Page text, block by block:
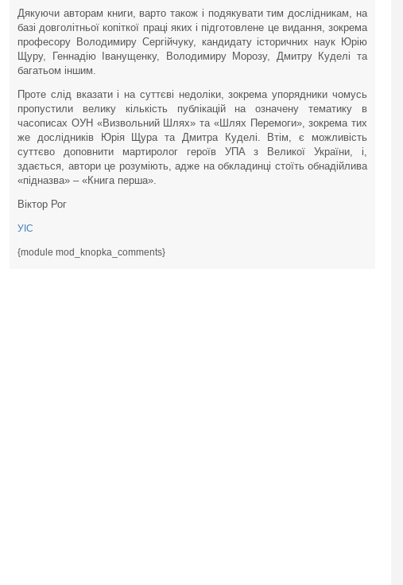
Дякуючи авторам книги, варто також і подякувати тим дослідникам, на
базі довголітньої копіткої праці яких і підготовлене це видання, зокрема
професору Володимиру Сергійчуку, кандидату історичних наук Юрію
Щуру, Геннадію Іванущенку, Володимиру Морозу, Дмитру Куделі та
багатьом іншим.
Проте слід вказати і на суттєві недоліки, зокрема упорядники чомусь
пропустили велику кількість публікацій на означену тематику в
часописах ОУН «Визвольний Шлях» та «Шлях Перемоги», зокрема тих
же дослідників Юрія Щура та Дмитра Куделі. Втім, є можливість
суттєво доповнити мартиролог героїв УПА з Великої України, і,
здається, автори це розуміють, адже на обкладинці стоїть обнадійлива
«підназва» – «Книга перша».
Віктор Рог
УІС
{module mod_knopka_comments}